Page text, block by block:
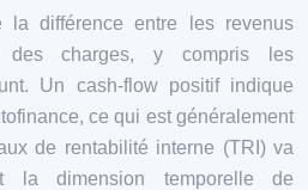
la différence entre les revenus
des charges, y compris les
Un cash-flow positif indique
ce qui est généralement
de rentabilité interne (TRI) va
la dimension temporelle de